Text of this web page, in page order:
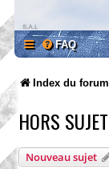
FAQ
Index du forum
HORS SUJET
Nouveau sujet